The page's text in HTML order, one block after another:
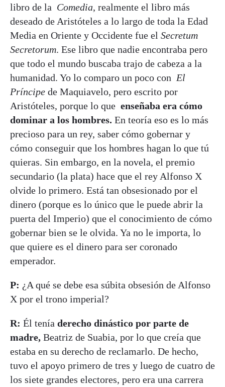
libro de la Comedia, realmente el libro más
deseado de Aristóteles a lo largo de toda la Edad
Media en Oriente y Occidente fue el Secretum
Secretorum. Ese libro que nadie encontraba pero
que todo el mundo buscaba trajo de cabeza a la
humanidad. Yo lo comparo un poco con El
Príncipe de Maquiavelo, pero escrito por
Aristóteles, porque lo que enseñaba era cómo
dominar a los hombres. En teoría eso es lo más
precioso para un rey, saber cómo gobernar y
cómo conseguir que los hombres hagan lo que tú
quieras. Sin embargo, en la novela, el premio
secundario (la plata) hace que el rey Alfonso X
olvide lo primero. Está tan obsesionado por el
dinero (porque es lo único que le puede abrir la
puerta del Imperio) que el conocimiento de cómo
gobernar bien se le olvida. Ya no le importa, lo
que quiere es el dinero para ser coronado
emperador.
P: ¿A qué se debe esa súbita obsesión de Alfonso
X por el trono imperial?
R: Él tenía derecho dinástico por parte de
madre, Beatriz de Suabia, por lo que creía que
estaba en su derecho de reclamarlo. De hecho,
tuvo el apoyo primero de tres y luego de cuatro de
los siete grandes electores, pero era una carrera